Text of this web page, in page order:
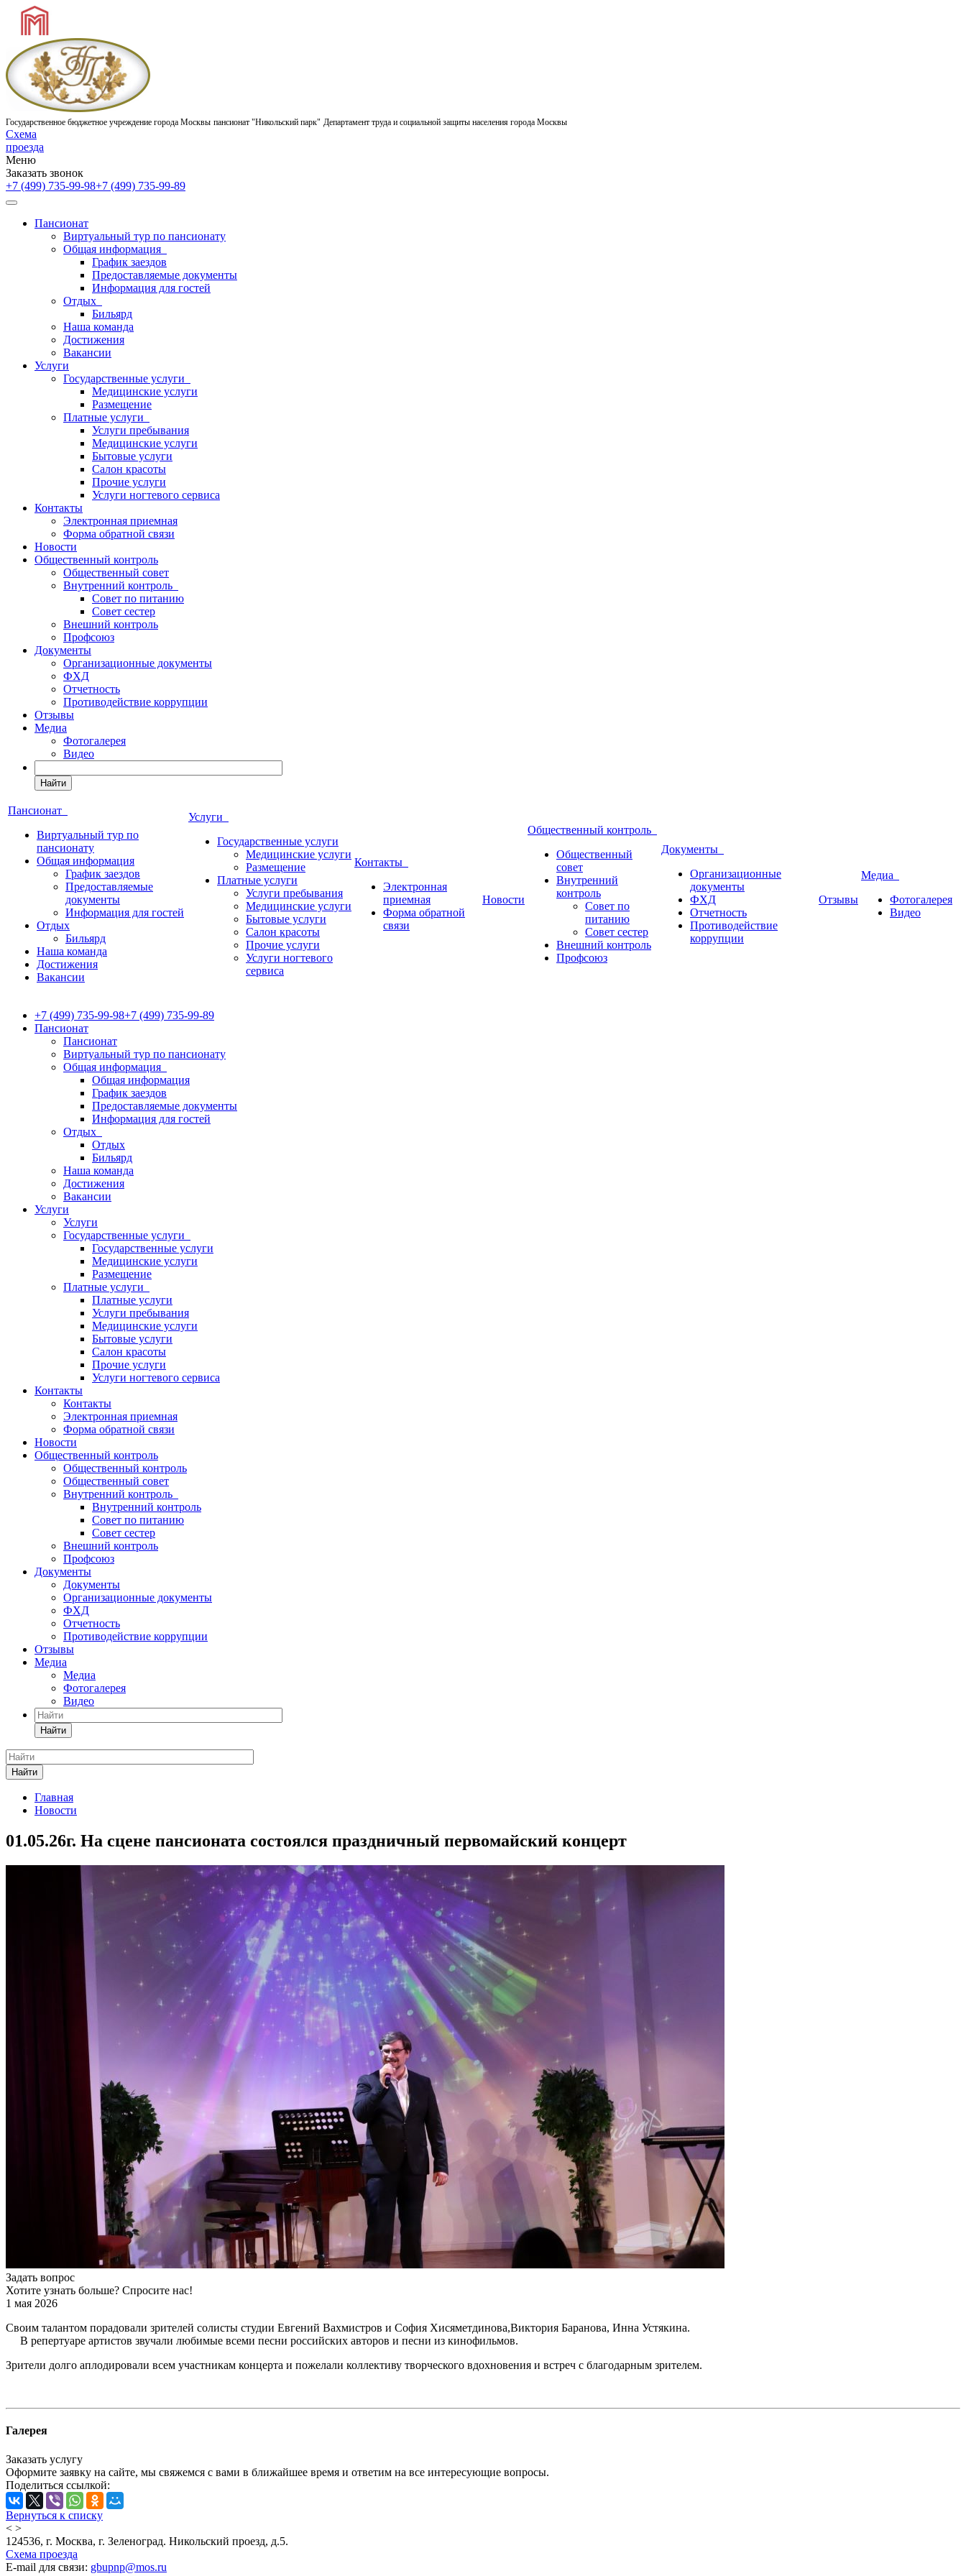
Государственное бюджетное учреждение города Москвы пансионат "Никольский парк" Департамент труда и социальной защиты населения города Москвы
Схема
проезда
Меню
Заказать звонок
+7 (499) 735-99-98+7 (499) 735-99-89
Пансионат
Виртуальный тур по пансионату
Общая информация
График заездов
Предоставляемые документы
Информация для гостей
Отдых
Бильярд
Наша команда
Достижения
Вакансии
Услуги
Государственные услуги
Медицинские услуги
Размещение
Платные услуги
Услуги пребывания
Медицинские услуги
Бытовые услуги
Салон красоты
Прочие услуги
Услуги ногтевого сервиса
Контакты
Электронная приемная
Форма обратной связи
Новости
Общественный контроль
Общественный совет
Внутренний контроль
Совет по питанию
Совет сестер
Внешний контроль
Профсоюз
Документы
Организационные документы
ФХД
Отчетность
Противодействие коррупции
Отзывы
Медиа
Фотогалерея
Видео
Найти
Пансионат
Виртуальный тур по
пансионату
Общая информация
График заездов
Предоставляемые
документы
Информация для гостей
Отдых
Бильярд
Наша команда
Достижения
Вакансии
Услуги
Государственные услуги
Медицинские услуги
Размещение
Платные услуги
Услуги пребывания
Медицинские услуги
Бытовые услуги
Салон красоты
Прочие услуги
Услуги ногтевого
сервиса
Контакты
Электронная
приемная
Форма обратной
связи
Новости
Общественный контроль
Общественный
совет
Внутренний
контроль
Совет по
питанию
Совет сестер
Внешний контроль
Профсоюз
Документы
Организационные
документы
ФХД
Отчетность
Противодействие
коррупции
Отзывы
Медиа
Фотогалерея
Видео
+7 (499) 735-99-98+7 (499) 735-99-89
Пансионат
Пансионат
Виртуальный тур по пансионату
Общая информация
Общая информация
График заездов
Предоставляемые документы
Информация для гостей
Отдых
Отдых
Бильярд
Наша команда
Достижения
Вакансии
Услуги
Услуги
Государственные услуги
Государственные услуги
Медицинские услуги
Размещение
Платные услуги
Платные услуги
Услуги пребывания
Медицинские услуги
Бытовые услуги
Салон красоты
Прочие услуги
Услуги ногтевого сервиса
Контакты
Контакты
Электронная приемная
Форма обратной связи
Новости
Общественный контроль
Общественный контроль
Общественный совет
Внутренний контроль
Внутренний контроль
Совет по питанию
Совет сестер
Внешний контроль
Профсоюз
Документы
Документы
Организационные документы
ФХД
Отчетность
Противодействие коррупции
Отзывы
Медиа
Медиа
Фотогалерея
Видео
Найти
Найти
Главная
Новости
01.05.26г. На сцене пансионата состоялся праздничный первомайский концерт
Задать вопрос
Хотите узнать больше? Спросите нас!
1 мая 2026
Своим талантом порадовали зрителей солисты студии Евгений Вахмистров и София Хисяметдинова,Виктория Баранова, Инна Устякина.
В репертуаре артистов звучали любимые всеми песни российских авторов и песни из кинофильмов.
Зрители долго аплодировали всем участникам концерта и пожелали коллективу творческого вдохновения и встреч с благодарным зрителем.
Галерея
Заказать услугу
Оформите заявку на сайте, мы свяжемся с вами в ближайшее время и ответим на все интересующие вопросы.
Поделиться ссылкой:
Вернуться к списку
< >
124536, г. Москва, г. Зеленоград. Никольский проезд, д.5.
Схема проезда
E-mail для связи: gbupnp@mos.ru